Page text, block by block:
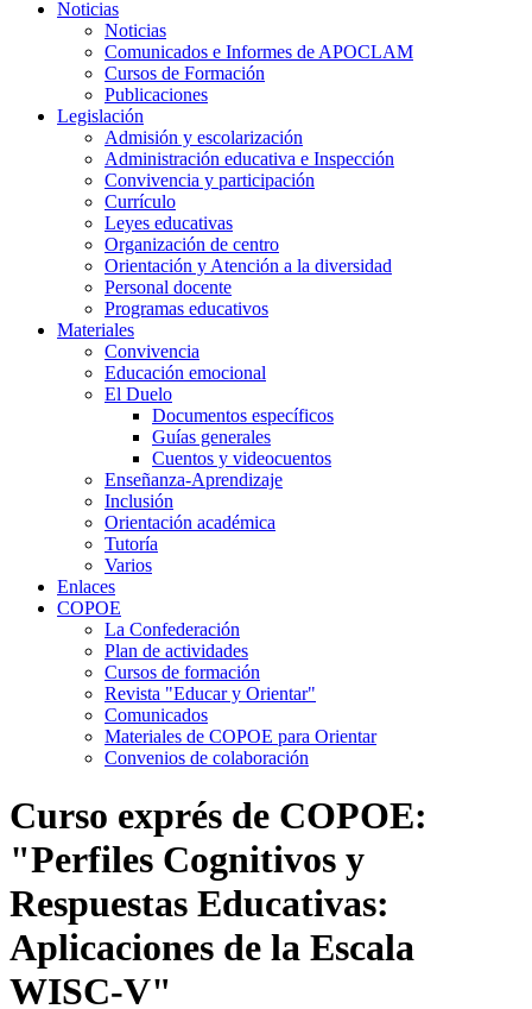
Noticias
Noticias
Comunicados e Informes de APOCLAM
Cursos de Formación
Publicaciones
Legislación
Admisión y escolarización
Administración educativa e Inspección
Convivencia y participación
Currículo
Leyes educativas
Organización de centro
Orientación y Atención a la diversidad
Personal docente
Programas educativos
Materiales
Convivencia
Educación emocional
El Duelo
Documentos específicos
Guías generales
Cuentos y videocuentos
Enseñanza-Aprendizaje
Inclusión
Orientación académica
Tutoría
Varios
Enlaces
COPOE
La Confederación
Plan de actividades
Cursos de formación
Revista "Educar y Orientar"
Comunicados
Materiales de COPOE para Orientar
Convenios de colaboración
Curso exprés de COPOE:
"Perfiles Cognitivos y
Respuestas Educativas:
Aplicaciones de la Escala
WISC-V"